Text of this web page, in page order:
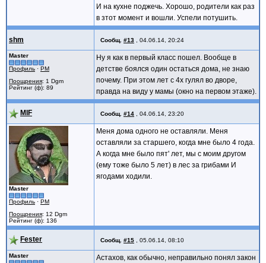
И на кухне поджечь. Хорошо, родители как раз
в зтот момент и вошли. Успели потушить.
shm Сообщ. #13 04.06.14, 20:24
Master
Профиль · PM
Поощрения: 1 Dgm
Рейтинг (ф): 89
Ну я как в первый класс пошел. Вообще в
детстве боялся один остаться дома, не знаю
почему. При этом лет с 4х гулял во дворе,
правда на виду у мамы (окно на первом этаже).
MIF Сообщ. #14 04.06.14, 23:20
Master
Профиль · PM
Поощрения: 12 Dgm
Рейтинг (ф): 136
Меня дома одного не оставляли. Меня
оставляли за старшего, когда мне было 4 года.
А когда мне было пят' лет, мы с моим другом
(ему тоже было 5 лет) в лес за грибами И
ягодами ходили.
Fester Сообщ. #15 05.06.14, 08:10
Master
Астахов, как обычно, неправильно понял закон